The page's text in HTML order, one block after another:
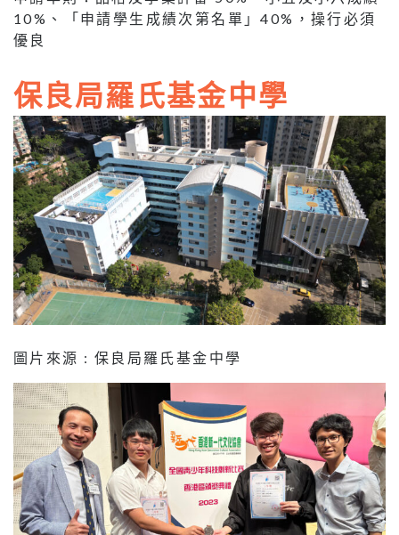
10%、「申請學生成績次第名單」40%，操行必須
優良
保良局羅氏基金中學
圖片來源 : 保良局羅氏基金中學